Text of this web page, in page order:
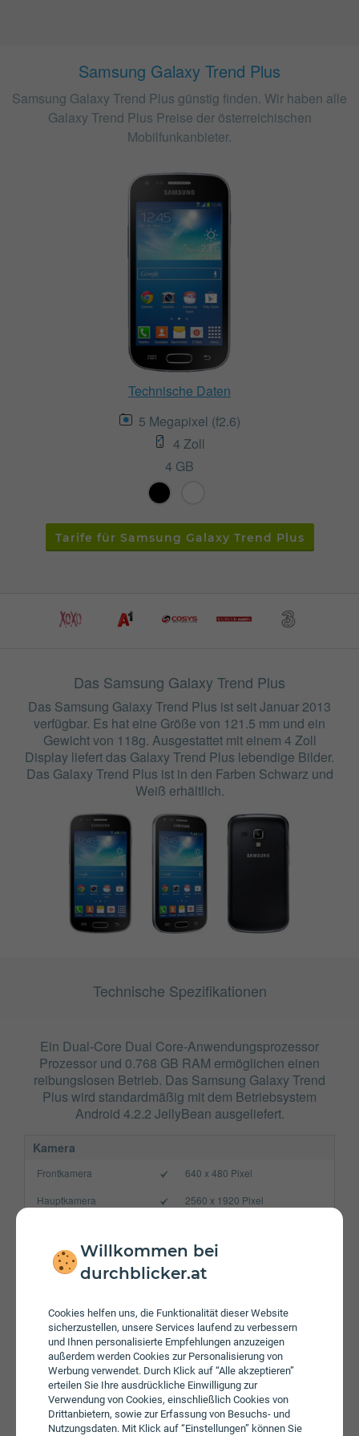
Willkommen bei
durchblicker.at
Cookies helfen uns, die Funktionalität dieser Website
sicherzustellen, unsere Services laufend zu verbessern
und Ihnen personalisierte Empfehlungen anzuzeigen
außerdem werden Cookies zur Personalisierung von
Werbung verwendet. Durch Klick auf “Alle akzeptieren”
erteilen Sie Ihre ausdrückliche Einwilligung zur
Verwendung von Cookies, einschließlich Cookies von
Drittanbietern, sowie zur Erfassung von Besuchs- und
Nutzungsdaten. Mit Klick auf “Einstellungen” können Sie
Samsung Galaxy Trend Plus
Samsung Galaxy Trend Plus günstig finden. Wir haben alle
Galaxy Trend Plus Preise der österreichischen
Mobilfunkanbieter.
Technische Daten
5 Megapixel (f2.6)
4 Zoll
4 GB
Tarife für Samsung Galaxy Trend Plus
Das Samsung Galaxy Trend Plus
Das Samsung Galaxy Trend Plus ist seit Januar 2013
verfügbar. Es hat eine Größe von 121.5 mm und ein
Gewicht von 118g. Ausgestattet mit einem 4 Zoll
Display liefert das Galaxy Trend Plus lebendige Bilder.
Das Galaxy Trend Plus ist in den Farben Schwarz und
Weiß erhältlich.
Technische Spezifikationen
Ein Dual-Core Dual Core-Anwendungsprozessor
Prozessor und 0.768 GB RAM ermöglichen einen
reibungslosen Betrieb. Das Samsung Galaxy Trend
Plus wird standardmäßig mit dem Betriebsystem
Android 4.2.2 JellyBean ausgeliefert.
Kamera
Frontkamera
640 x 480 Pixel
Hauptkamera
2560 x 1920 Pixel
Bluetooth
b/g/n
Gerät
Akku
1500 mAh
Speicherkarte
max. 64 GB
Betriebssystem
Android 4.2.2 JellyBean